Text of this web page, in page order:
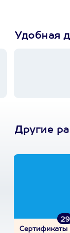
Удобная
Другие
29
Сертификаты